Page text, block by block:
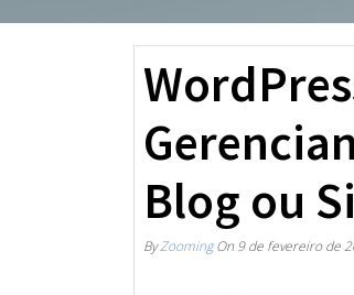
Blog ou
ByZoomingOn 9 de fevereiro de